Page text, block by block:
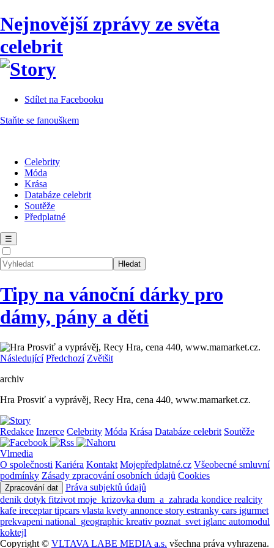
Nejnovější zprávy ze světa
celebrit
Sdílet na Facebooku
Staňte se fanouškem
Celebrity
Móda
Krása
Databáze celebrit
Soutěže
Předplatné
☰
Tipy na vánoční dárky pro
dámy, pány a děti
Následující Předchozí Zvětšit
archiv
Hra Prosviť a vyprávěj, Recy Hra, cena 440, www.mamarket.cz.
Redakce Inzerce Celebrity Móda Krása Databáze celebrit Soutěže
Vlmedia
O společnosti Kariéra Kontakt Mojepředplatné.cz Všeobecné smluvní
podmínky Zásady zpracování osobních údajů Cookies
Zpracování dat
Práva subjektů údajů
denik dotyk fitzivot moje_krizovka dum_a_zahrada kondice realcity
kafe ireceptartipcars vlasta kvety annonce story estranky cars igurmet
prekvapeni national_geographic kreativ poznat_svet iglanc automodul
koktejl
Copyright © VLTAVA LABE MEDIA a.s. všechna práva vyhrazena.